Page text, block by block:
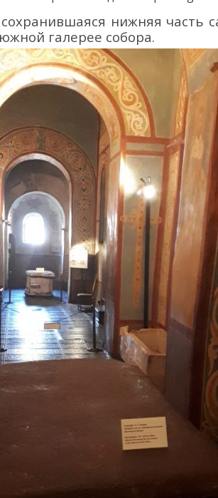
сохранившаяся нижняя часть
южной галерее собора.